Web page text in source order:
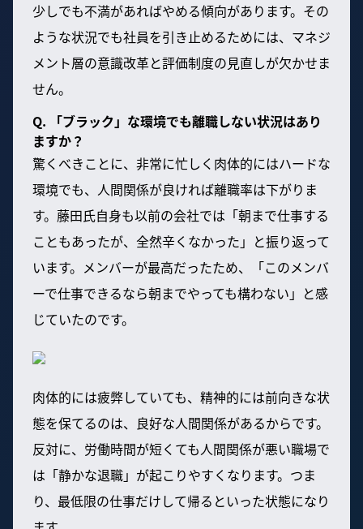
少しでも不満があればやめる傾向があります。その
ような状況でも社員を引き止めるためには、マネジ
メント層の意識改革と評価制度の見直しが欠かせま
せん。
Q. 「ブラック」な環境でも離職しない状況はあり
ますか？
驚くべきことに、非常に忙しく肉体的にはハードな
環境でも、人間関係が良ければ離職率は下がりま
す。藤田氏自身も以前の会社では「朝まで仕事する
こともあったが、全然辛くなかった」と振り返って
います。メンバーが最高だったため、「このメンバ
ーで仕事できるなら朝までやっても構わない」と感
じていたのです。
肉体的には疲弊していても、精神的には前向きな状
態を保てるのは、良好な人間関係があるからです。
反対に、労働時間が短くても人間関係が悪い職場で
は「静かな退職」が起こりやすくなります。つま
り、最低限の仕事だけして帰るといった状態になり